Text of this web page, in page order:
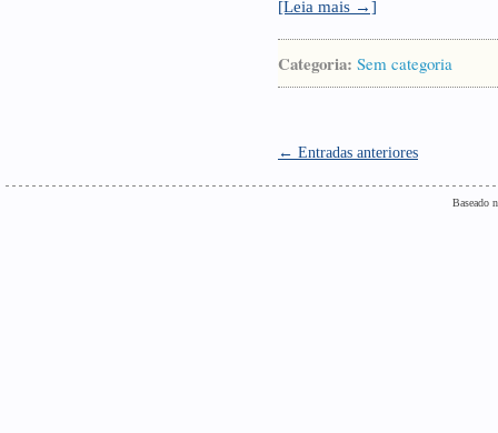
[Leia mais →]
Categoria: Sem categoria
← Entradas anteriores
Baseado